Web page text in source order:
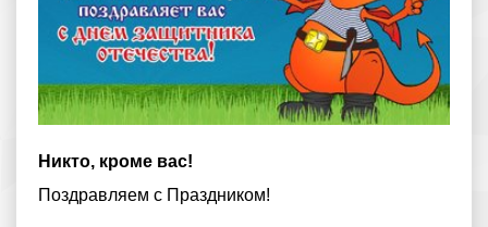
Никто, кроме вас!
Поздравляем с Праздником!